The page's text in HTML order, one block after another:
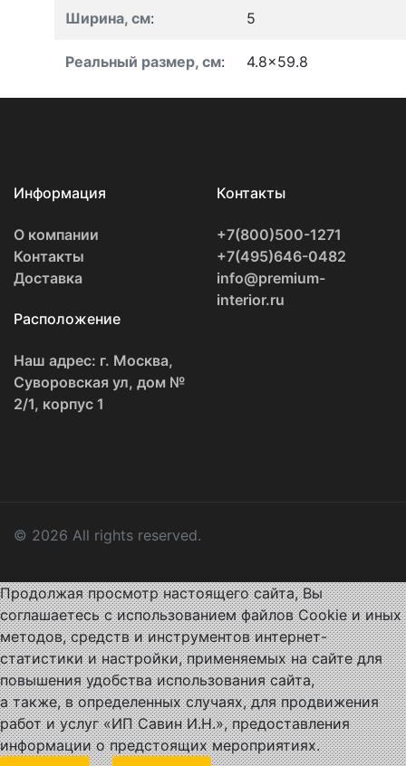
Ширина, см: 5
Реальный размер, см: 4.8x59.8
Информация
О компании
Контакты
Доставка
Контакты
+7(800)500-1271
+7(495)646-0482
info@premium-
interior.ru
Расположение
Наш адрес: г. Москва,
Суворовская ул, дом №
2/1, корпус 1
© 2026 All rights reserved.
Продолжая просмотр настоящего сайта, Вы
соглашаетесь с использованием файлов Cookie и иных
методов, средств и инструментов интернет-
статистики и настройки, применяемых на сайте для
повышения удобства использования сайта,
а также, в определенных случаях, для продвижения
работ и услуг «ИП Савин И.Н.», предоставления
информации о предстоящих мероприятиях.